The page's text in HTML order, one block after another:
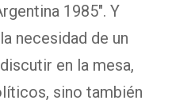
1985″. Y
necesidad de un
en la mesa,
sino también